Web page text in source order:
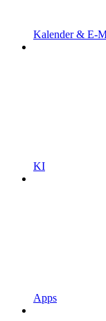
Kalender & E-
KI
Apps